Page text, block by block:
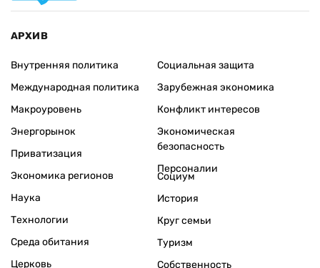
АРХИВ
Внутренняя политика
Международная политика
Макроуровень
Энергорынок
Приватизация
Экономика регионов
Социальная защита
Зарубежная экономика
Конфликт интересов
Экономическая
безопасность
Персоналии
Наука
Технологии
Среда обитания
Церковь
Социум
История
Круг семьи
Туризм
Собственность